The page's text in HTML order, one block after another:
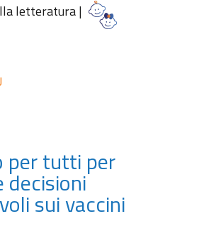
letteratura|
per tutti per
decisioni
sui vaccini